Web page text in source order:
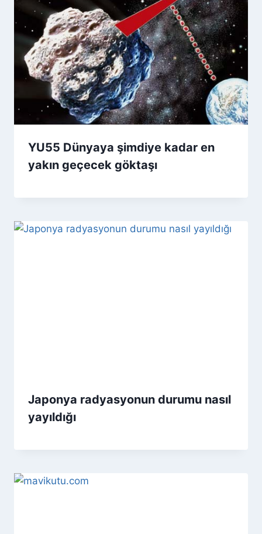
YU55 Dünyaya şimdiye kadar en
yakın geçecek göktaşı
Japonya radyasyonun durumu nasıl
yayıldığı